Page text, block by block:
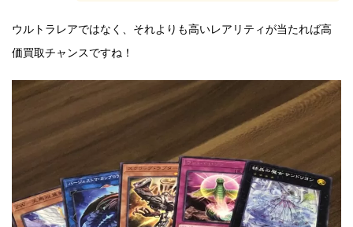
ウルトラレアではなく、それよりも高いレアリティが当たれば高
価買取チャンスですね！